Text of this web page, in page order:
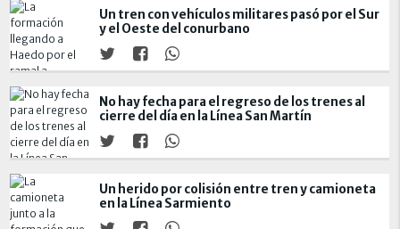
Un tren con vehículos militares pasó por el Sur
y el Oeste del conurbano
No hay fecha para el regreso de los trenes al
cierre del día en la Línea San Martín
Un herido por colisión entre tren y camioneta
en la Línea Sarmiento